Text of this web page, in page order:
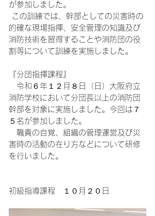
が参加しました。
的確な現場指揮、安全管理の知識及び
消防技術を習得することや消防団の役
割等について訓練を実施しました。
『分団指揮課程』
令和６年１２月８日（日）大阪府立
消防学校において分団長以上の消防団
幹部を対象に実施しました。今回は７
５名が参加しました。
職責の自覚、組織の管理運営及び災
害時の活動の在り方などについて研修
を行いました。
初級指導課程　１０月２０日